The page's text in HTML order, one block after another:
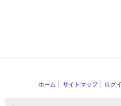
ホーム サイトマップ ログ